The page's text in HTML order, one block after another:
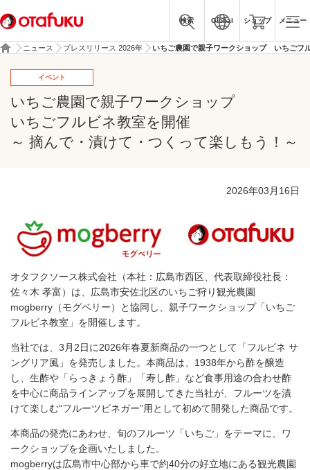
検索 Global ショップ メニュー
ニュース プレスリリース 2026年 いちご農園で親子ワークショップ いちごフ
イベント
いちご農園で親子ワークショップ
いちごフルビネ教室を開催
～ 摘んで・漬けて・つくって楽しもう！～
2026年03月16日
オタフクソース株式会社（本社：広島市西区、代表取締役社長：
佐々木 孝富）は、広島市安佐北区のいちご狩り観光農園
mogberry（モグベリー）と協同し、親子ワークショップ「いちご
フルビネ教室」を開催します。
当社では、3月2日に2026年春夏新商品の一つとして「フルビネ サ
ングリア風」を発売しました。本商品は、1938年から酢を醸造
し、生酢や「らっきょう酢」「寿し酢」など食事用途の合わせ酢
を中心に商品ラインアップを展開してきた当社が、フルーツを漬
けて楽しむ“フルーツビネガー”用として初めて開発した商品です。
本商品の発売にあわせ、旬のフルーツ「いちご」をテーマに、ワ
ークショップを企画いたしました。
mogberryは広島市中心部から車で約40分の好立地にある観光農園